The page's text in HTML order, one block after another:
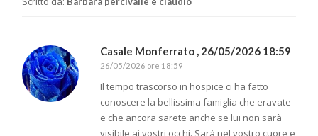
Casale Monferrato , 26/05/2026 18:59
26/05/2026 ore 18:59
Il tempo trascorso in hospice ci ha fatto
conoscere la bellissima famiglia che eravate
e che ancora sarete anche se lui non sarà
visibile ai vostri occhi. Sarà nel vostro cuore e